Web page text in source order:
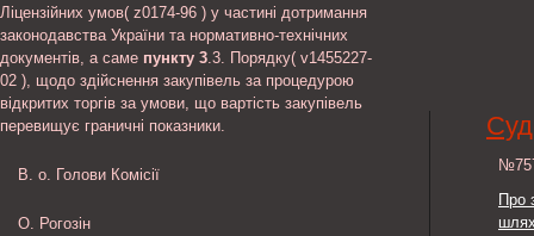
Ліцензійних умов( z0174-96 ) у частині дотримання
законодавства України та нормативно-технічних
документів, а саме пункту 3.3. Порядку( v1455227-
02 ), щодо здійснення закупівель за процедурою
відкритих торгів за умови, що вартість закупівель
перевищує граничні показники.
В. о. Голови Комісії
О. Рогозін
Про